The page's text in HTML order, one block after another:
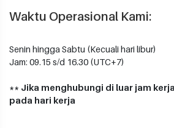
Waktu Operasional Kami:
Senin hingga Sabtu (Kecuali hari libur)
Jam: 09.15 s/d 16.30 (UTC+7)
** Jika menghubungi di luar jam
pada hari kerja